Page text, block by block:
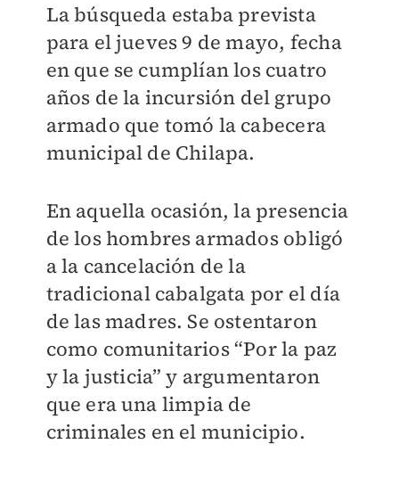
La búsqueda estaba prevista
para el jueves 9 de mayo, fecha
en que se cumplían los cuatro
años de la incursión del grupo
armado que tomó la cabecera
municipal de Chilapa.
En aquella ocasión, la presencia
de los hombres armados obligó
a la cancelación de la
tradicional cabalgata por el día
de las madres. Se ostentaron
como comunitarios “Por la paz
y la justicia” y argumentaron
que era una limpia de
criminales en el municipio.